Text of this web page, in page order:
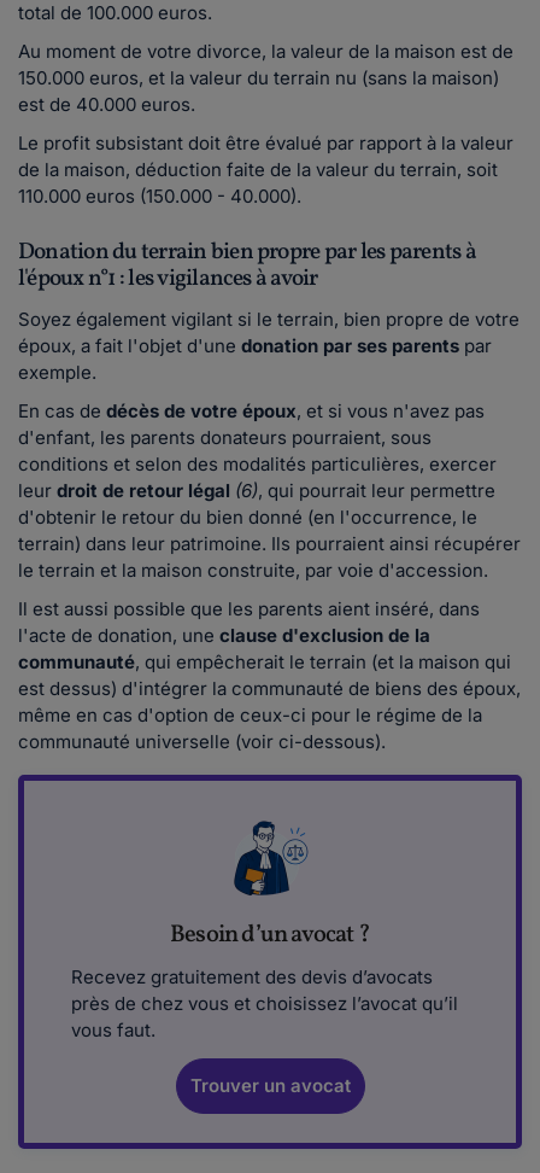
total de 100.000 euros.
Au moment de votre divorce, la valeur de la maison est de
150.000 euros, et la valeur du terrain nu (sans la maison)
est de 40.000 euros.
Le profit subsistant doit être évalué par rapport à la valeur
de la maison, déduction faite de la valeur du terrain, soit
110.000 euros (150.000 - 40.000).
Donation du terrain bien propre par les parents à
l'époux n°1 : les vigilances à avoir
Soyez également vigilant si le terrain, bien propre de votre
époux, a fait l'objet d'une donation par ses parents par
exemple.
En cas de décès de votre époux, et si vous n'avez pas
d'enfant, les parents donateurs pourraient, sous
conditions et selon des modalités particulières, exercer
leur droit de retour légal (6), qui pourrait leur permettre
d'obtenir le retour du bien donné (en l'occurrence, le
terrain) dans leur patrimoine. Ils pourraient ainsi récupérer
le terrain et la maison construite, par voie d'accession.
Il est aussi possible que les parents aient inséré, dans
l'acte de donation, une clause d'exclusion de la
communauté, qui empêcherait le terrain (et la maison qui
est dessus) d'intégrer la communauté de biens des époux,
même en cas d'option de ceux-ci pour le régime de la
communauté universelle (voir ci-dessous).
Besoin d’un avocat ?
Recevez gratuitement des devis d’avocats
près de chez vous et choisissez l’avocat qu’il
vous faut.
Trouver un avocat